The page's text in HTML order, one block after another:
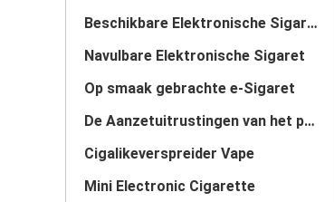
Beschikbare Elektronische Sigaret
Navulbare Elektronische Sigaret
Op smaak gebrachte e-Sigaret
De Aanzetuitrustingen van het peulsysteem
Cigalikeverspreider Vape
Mini Electronic Cigarette